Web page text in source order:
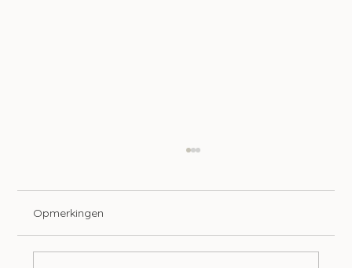
Opmerkingen